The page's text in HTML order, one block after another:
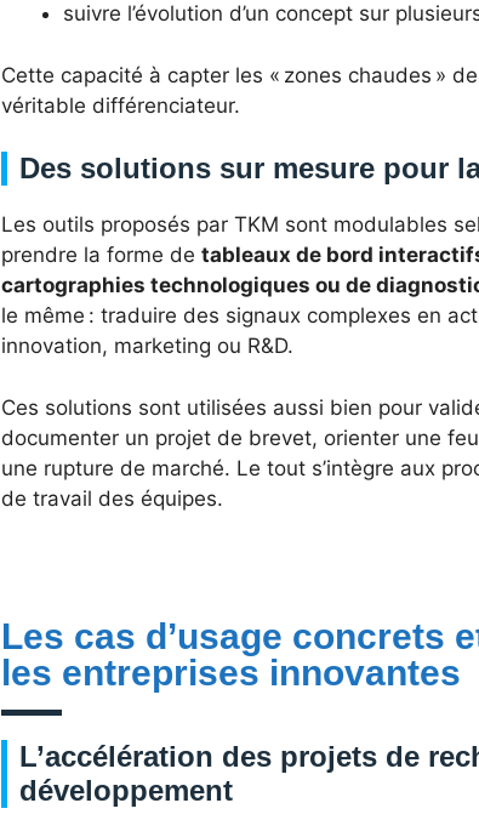
suivre l’évolution d’un concept sur
Cette capacité à capter les « zones chaudes »
véritable différenciateur.
Des solutions sur mesure pour
Les outils proposés par TKM sont modulables
prendre la forme de tableaux de bord
cartographies technologiques ou de
le même : traduire des signaux complexes en
innovation, marketing ou R&D.
Ces solutions sont utilisées aussi bien pour
documenter un projet de brevet, orienter une
une rupture de marché. Le tout s’intègre aux
de travail des équipes.
Les cas d’usage concrets
les entreprises innovantes
L’accélération des projets de
développement